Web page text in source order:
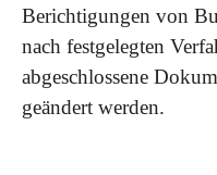
Berichtigungen von
nach festgelegten
abgeschlossene
geändert werden.